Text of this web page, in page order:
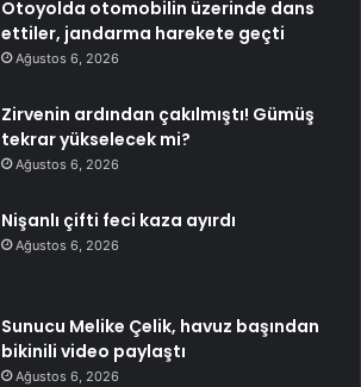
Otoyolda otomobilin üzerinde dans
ettiler, jandarma harekete geçti
Ağustos 6, 2026
Zirvenin ardından çakılmıştı! Gümüş
tekrar yükselecek mi?
Ağustos 6, 2026
Nişanlı çifti feci kaza ayırdı
Ağustos 6, 2026
Sunucu Melike Çelik, havuz başından
bikinili video paylaştı
Ağustos 6, 2026